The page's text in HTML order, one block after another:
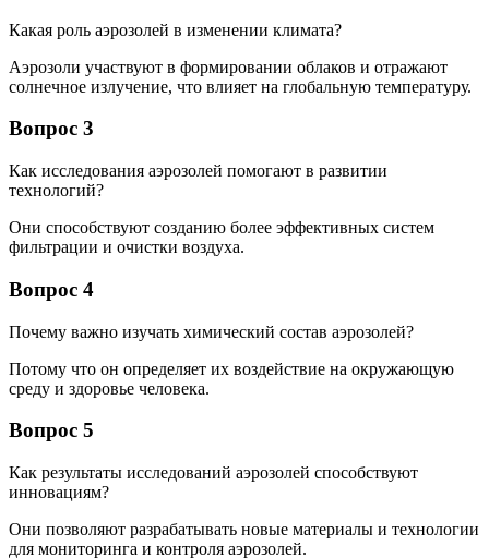
Какая роль аэрозолей в изменении климата?
Аэрозоли участвуют в формировании облаков и отражают
солнечное излучение, что влияет на глобальную температуру.
Вопрос 3
Как исследования аэрозолей помогают в развитии
технологий?
Они способствуют созданию более эффективных систем
фильтрации и очистки воздуха.
Вопрос 4
Почему важно изучать химический состав аэрозолей?
Потому что он определяет их воздействие на окружающую
среду и здоровье человека.
Вопрос 5
Как результаты исследований аэрозолей способствуют
инновациям?
Они позволяют разрабатывать новые материалы и технологии
для мониторинга и контроля аэрозолей.